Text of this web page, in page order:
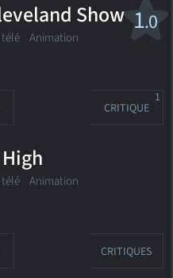
1.0
Show
télé Animation
CRITIQUE
1
télé Animation
CRITIQUES